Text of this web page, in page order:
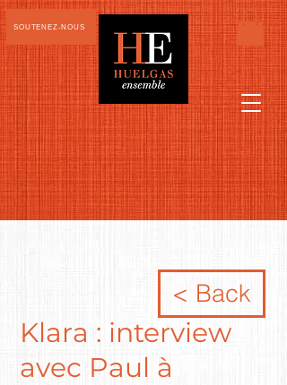
SOUTENEZ-NOUS
< Back
Klara : interview
avec Paul à